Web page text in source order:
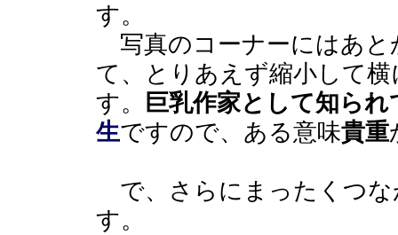
す。
写真のコーナーにはあと
て、とりあえず縮小して
す。
巨乳作家として知られ
生ですので、ある意味貴重
で、さらにまったくつな
す。